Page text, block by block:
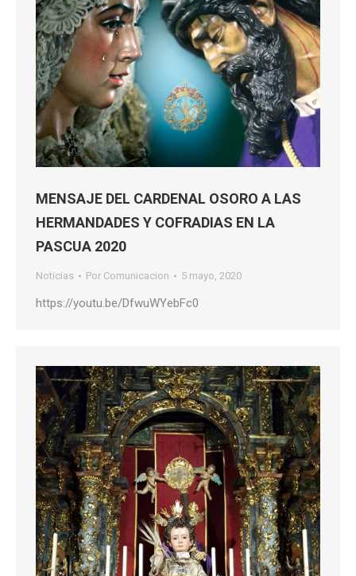
MENSAJE DEL CARDENAL OSORO A LAS
HERMANDADES Y COFRADIAS EN LA
PASCUA 2020
Noticias Por Comunicacion 5 mayo, 2020
https://youtu.be/DfwuWYebFc0